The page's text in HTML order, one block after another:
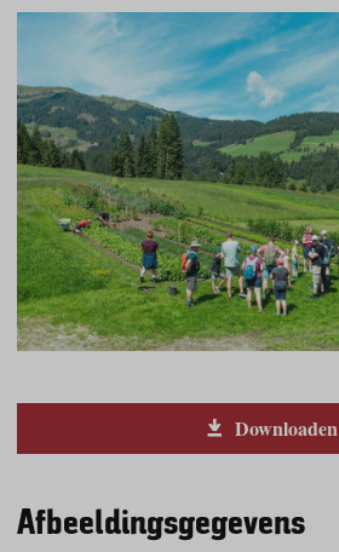
Downloaden
Afbeeldingsgegevens